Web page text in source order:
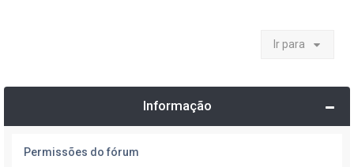
Ir para
Informação
Permissões do fórum